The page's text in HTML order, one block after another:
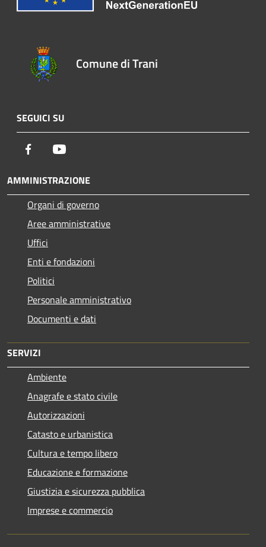
Comune di Trani
SEGUICI SU
Facebook
AMMINISTRAZIONE
Organi di governo
Aree amministrative
Uffici
Enti e fondazioni
Politici
Personale amministrativo
Documenti e dati
SERVIZI
Ambiente
Anagrafe e stato civile
Autorizzazioni
Catasto e urbanistica
Cultura e tempo libero
Educazione e formazione
Giustizia e sicurezza pubblica
Imprese e commercio